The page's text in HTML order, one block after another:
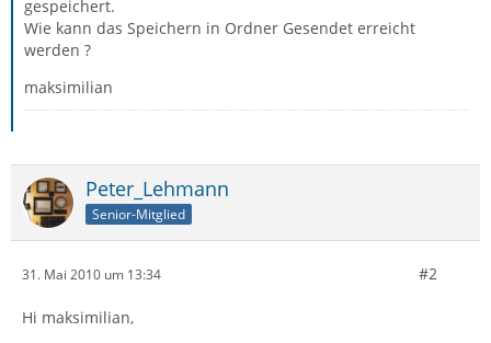
gespeichert.
Wie kann das Speichern in Ordner Gesendet erreicht
werden ?
maksimilian
Peter_Lehmann
Senior-Mitglied
31. Mai 2010 um 13:34 #2
Hi maksimilian,